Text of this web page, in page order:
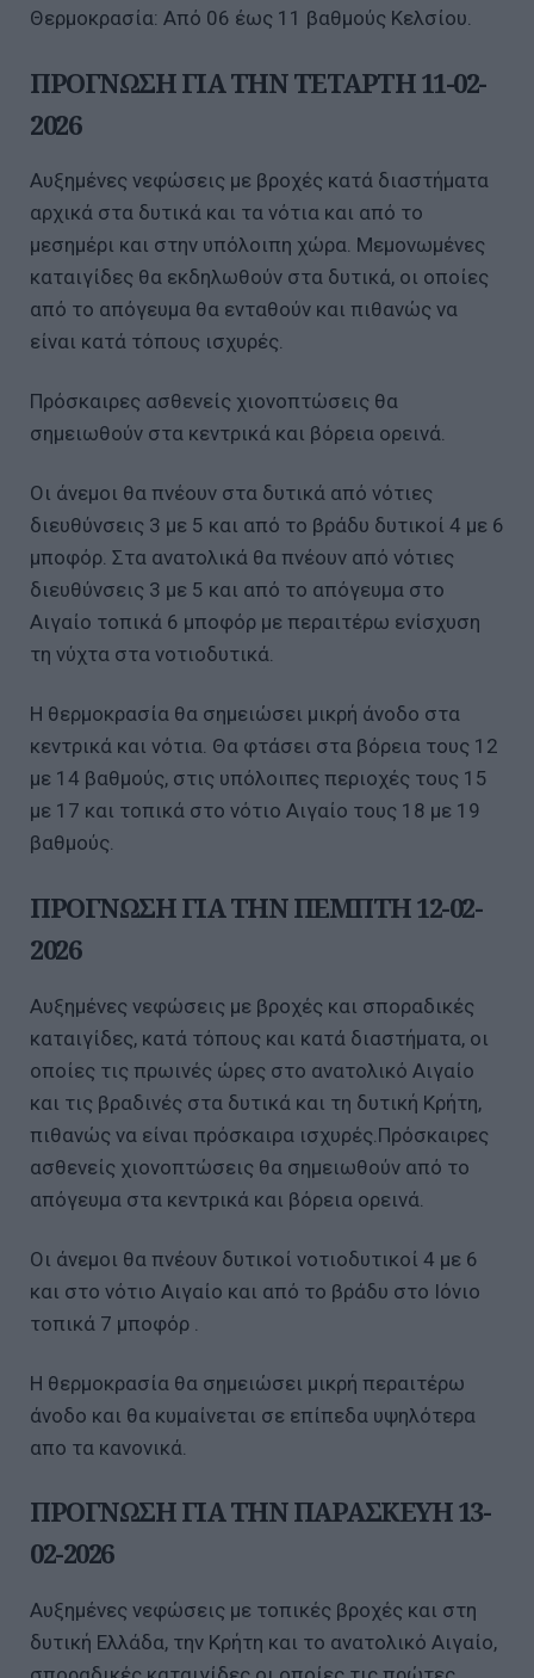
Θερμοκρασία: Από 06 έως 11 βαθμούς Κελσίου.
ΠΡΟΓΝΩΣΗ ΓΙΑ ΤΗΝ ΤΕΤΑΡΤΗ 11-02-
2026
Αυξημένες νεφώσεις με βροχές κατά διαστήματα
αρχικά στα δυτικά και τα νότια και από το
μεσημέρι και στην υπόλοιπη χώρα. Μεμονωμένες
καταιγίδες θα εκδηλωθούν στα δυτικά, οι οποίες
από το απόγευμα θα ενταθούν και πιθανώς να
είναι κατά τόπους ισχυρές.
Πρόσκαιρες ασθενείς χιονοπτώσεις θα
σημειωθούν στα κεντρικά και βόρεια ορεινά.
Οι άνεμοι θα πνέουν στα δυτικά από νότιες
διευθύνσεις 3 με 5 και από το βράδυ δυτικοί 4 με 6
μποφόρ. Στα ανατολικά θα πνέουν από νότιες
διευθύνσεις 3 με 5 και από το απόγευμα στο
Αιγαίο τοπικά 6 μποφόρ με περαιτέρω ενίσχυση
τη νύχτα στα νoτιοδυτικά.
Η θερμοκρασία θα σημειώσει μικρή άνοδο στα
κεντρικά και νότια. Θα φτάσει στα βόρεια τους 12
με 14 βαθμούς, στις υπόλοιπες περιοχές τους 15
με 17 και τοπικά στο νότιο Αιγαίο τους 18 με 19
βαθμούς.
ΠΡΟΓΝΩΣΗ ΓΙΑ ΤΗΝ ΠΕΜΠΤΗ 12-02-
2026
Αυξημένες νεφώσεις με βροχές και σποραδικές
καταιγίδες, κατά τόπους και κατά διαστήματα, οι
οποίες τις πρωινές ώρες στο ανατολικό Αιγαίο
και τις βραδινές στα δυτικά και τη δυτική Κρήτη,
πιθανώς να είναι πρόσκαιρα ισχυρές.Πρόσκαιρες
ασθενείς χιονοπτώσεις θα σημειωθούν από το
απόγευμα στα κεντρικά και βόρεια ορεινά.
Οι άνεμοι θα πνέουν δυτικοί νοτιοδυτικοί 4 με 6
και στο νότιο Αιγαίο και από το βράδυ στο Ιόνιο
τοπικά 7 μποφόρ .
Η θερμοκρασία θα σημειώσει μικρή περαιτέρω
άνοδο και θα κυμαίνεται σε επίπεδα υψηλότερα
απο τα κανονικά.
ΠΡΟΓΝΩΣΗ ΓΙΑ ΤΗΝ ΠΑΡΑΣΚΕΥΗ 13-
02-2026
Αυξημένες νεφώσεις με τοπικές βροχές και στη
δυτική Ελλάδα, την Κρήτη και το ανατολικό Αιγαίο,